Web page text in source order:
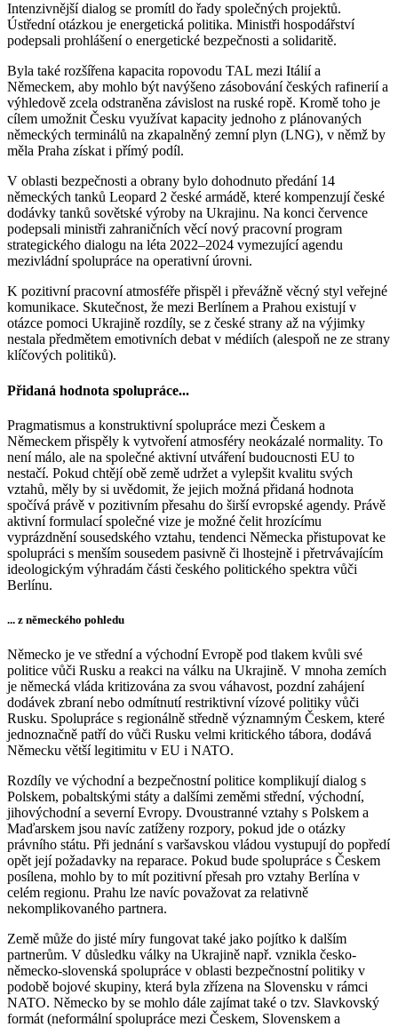
Intenzivnější dialog se promítl do řady společných projektů.
Ústřední otázkou je energetická politika. Ministři hospodářství
podepsali prohlášení o energetické bezpečnosti a solidaritě.
Byla také rozšířena kapacita ropovodu TAL mezi Itálií a
Německem, aby mohlo být navýšeno zásobování českých rafinerií a
výhledově zcela odstraněna závislost na ruské ropě. Kromě toho je
cílem umožnit Česku využívat kapacity jednoho z plánovaných
německých terminálů na zkapalněný zemní plyn (LNG), v němž by
měla Praha získat i přímý podíl.
V oblasti bezpečnosti a obrany bylo dohodnuto předání 14
německých tanků Leopard 2 české armádě, které kompenzují české
dodávky tanků sovětské výroby na Ukrajinu. Na konci července
podepsali ministři zahraničních věcí nový pracovní program
strategického dialogu na léta 2022–2024 vymezující agendu
mezivládní spolupráce na operativní úrovni.
K pozitivní pracovní atmosféře přispěl i převážně věcný styl veřejné
komunikace. Skutečnost, že mezi Berlínem a Prahou existují v
otázce pomoci Ukrajině rozdíly, se z české strany až na výjimky
nestala předmětem emotivních debat v médiích (alespoň ne ze strany
klíčových politiků).
Přidaná hodnota spolupráce...
Pragmatismus a konstruktivní spolupráce mezi Českem a
Německem přispěly k vytvoření atmosféry neokázalé normality. To
není málo, ale na společné aktivní utváření budoucnosti EU to
nestačí. Pokud chtějí obě země udržet a vylepšit kvalitu svých
vztahů, měly by si uvědomit, že jejich možná přidaná hodnota
spočívá právě v pozitivním přesahu do širší evropské agendy. Právě
aktivní formulací společné vize je možné čelit hrozícímu
vyprázdnění sousedského vztahu, tendenci Německa přistupovat ke
spolupráci s menším sousedem pasivně či lhostejně i přetrvávajícím
ideologickým výhradám části českého politického spektra vůči
Berlínu.
... z německého pohledu
Německo je ve střední a východní Evropě pod tlakem kvůli své
politice vůči Rusku a reakci na válku na Ukrajině. V mnoha zemích
je německá vláda kritizována za svou váhavost, pozdní zahájení
dodávek zbraní nebo odmítnutí restriktivní vízové politiky vůči
Rusku. Spolupráce s regionálně středně významným Českem, které
jednoznačně patří do vůči Rusku velmi kritického tábora, dodává
Německu větší legitimitu v EU i NATO.
Rozdíly ve východní a bezpečnostní politice komplikují dialog s
Polskem, pobaltskými státy a dalšími zeměmi střední, východní,
jihovýchodní a severní Evropy. Dvoustranné vztahy s Polskem a
Maďarskem jsou navíc zatíženy rozpory, pokud jde o otázky
právního státu. Při jednání s varšavskou vládou vystupují do popředí
opět její požadavky na reparace. Pokud bude spolupráce s Českem
posílena, mohlo by to mít pozitivní přesah pro vztahy Berlína v
celém regionu. Prahu lze navíc považovat za relativně
nekomplikovaného partnera.
Země může do jisté míry fungovat také jako pojítko k dalším
partnerům. V důsledku války na Ukrajině např. vznikla česko-
německo-slovenská spolupráce v oblasti bezpečnostní politiky v
podobě bojové skupiny, která byla zřízena na Slovensku v rámci
NATO. Německo by se mohlo dále zajímat také o tzv. Slavkovský
formát (neformální spolupráce mezi Českem, Slovenskem a